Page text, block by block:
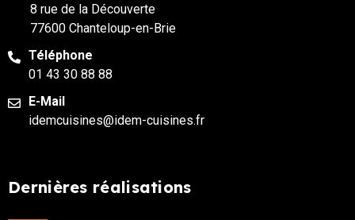
8 rue de la Découverte
77600 Chanteloup-en-Brie
Téléphone
01 43 30 88 88
E-Mail
idemcuisines@idem-cuisines.fr
Dernières réalisations